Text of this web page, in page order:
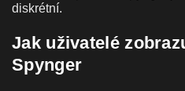
diskrétní.
Jak uživatelé
Spynger